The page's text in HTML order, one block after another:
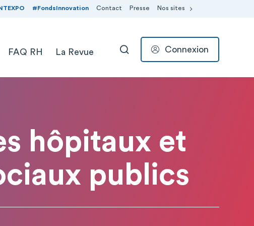
#FondsInnovation Contact Presse Nos sites
FAQ RH La Revue RECHERCHER
Connexion
hôpitaux et
publics